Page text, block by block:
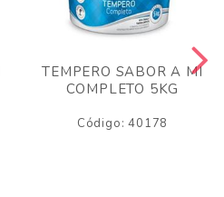
TEMPERO SABOR A MI
COMPLETO 5KG
Código: 40178